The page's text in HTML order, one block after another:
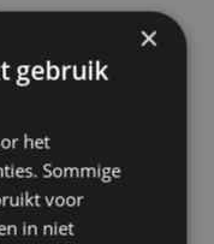
vaarwater.
gerealiseerd
buurthuis in
lokale
van
×
gebruik
het
Sommige
voor
in niet